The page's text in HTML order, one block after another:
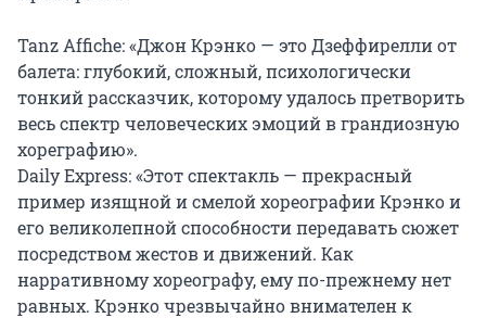
Tanz Affiche: «Джон Крэнко — это Дзеффирелли от
балета: глубокий, сложный, психологически
тонкий рассказчик, которому удалось претворить
весь спектр человеческих эмоций в грандиозную
хореграфию».
Daily Express: «Этот спектакль — прекрасный
пример изящной и смелой хореографии Крэнко и
его великолепной способности передавать сюжет
посредством жестов и движений. Как
нарративному хореографу, ему по-прежнему нет
равных. Крэнко чрезвычайно внимателен к